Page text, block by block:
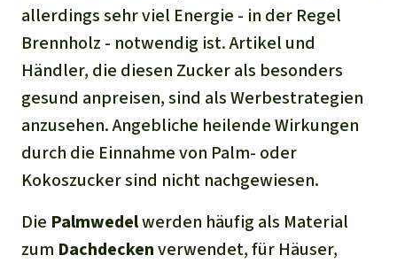
allerdings sehr viel Energie - in der Regel
Brennholz - notwendig ist. Artikel und
Händler, die diesen Zucker als besonders
gesund anpreisen, sind als Werbestrategien
anzusehen. Angebliche heilende Wirkungen
durch die Einnahme von Palm- oder
Kokoszucker sind nicht nachgewiesen.
Die Palmwedelwerden häufig als Material
zum Dachdeckenverwendet, für Häuser,